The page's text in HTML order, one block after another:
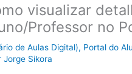
visualizar
Professor no
de Aulas Digital), Portal do
Jorge Sikora